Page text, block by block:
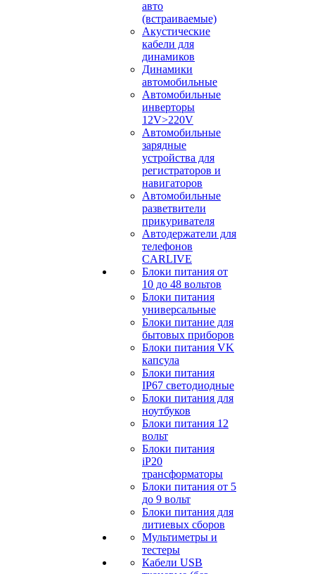
авто
(встраиваемые)
Акустические
кабели для
динамиков
Динамики
автомобильные
Автомобильные
инверторы
12V>220V
Автомобильные
зарядные
устройства для
регистраторов и
навигаторов
Автомобильные
разветвители
прикуривателя
Автодержатели для
телефонов
CARLIVE
Блоки питания от
10 до 48 вольтов
Блоки питания
универсальные
Блоки питание для
бытовых приборов
Блоки питания VK
капсула
Блоки питания
IP67 светодиодные
Блоки питания для
ноутбуков
Блоки питания 12
вольт
Блоки питания
iP20
трансформаторы
Блоки питания от 5
до 9 вольт
Блоки питания для
литиевых сборов
Мультиметры и
тестеры
Кабели USB